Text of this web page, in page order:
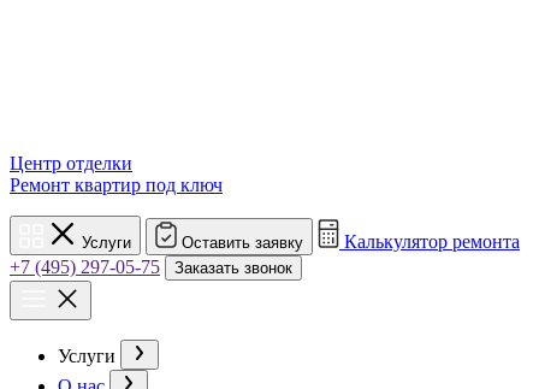
Центр отделки
Ремонт квартир под ключ
Услуги Оставить заявку
Калькулятор ремонта
+7 (495) 297-05-75
Заказать звонок
Услуги